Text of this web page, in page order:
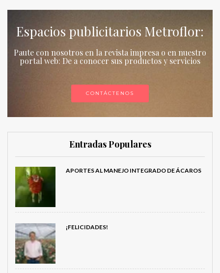
Espacios publicitarios Metroflor:
Paute con nosotros en la revista impresa o en nuestro
portal web: De a conocer sus productos y servicios
CONTÁCTENOS
Entradas Populares
APORTES AL MANEJO INTEGRADO DE ÁCAROS
¡FELICIDADES!